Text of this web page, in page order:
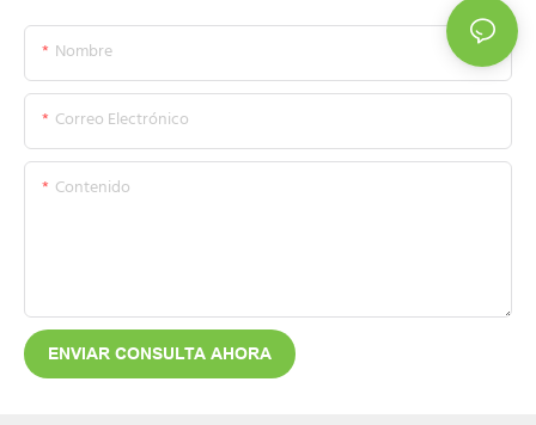
Nombre
Correo Electrónico
Contenido
ENVIAR CONSULTA AHORA